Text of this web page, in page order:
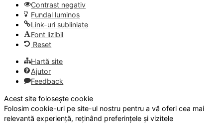
Contrast negativ
Fundal luminos
Link-uri subliniate
Font lizibil
Reset
Hartă site
Ajutor
Feedback
Acest site folosește cookie
Folosim cookie-uri pe site-ul nostru pentru a vă oferi cea mai
relevantă experiență, reținând preferințele și vizitele